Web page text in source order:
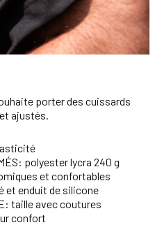
porter des cuissards
ajustés.
polyester lycra 240 g
et confortables
et enduit de silicone
taille avec coutures
confort